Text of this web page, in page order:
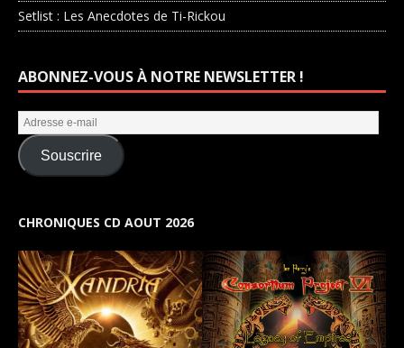
Setlist : Les Anecdotes de Ti-Rickou
ABONNEZ-VOUS À NOTRE NEWSLETTER !
Souscrire
CHRONIQUES CD AOUT 2026